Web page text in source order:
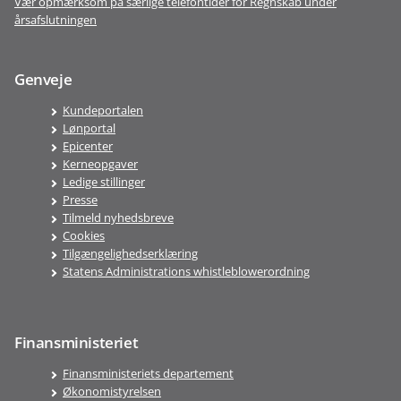
årsafslutningen
Genveje
Kundeportalen
Lønportal
Epicenter
Kerneopgaver
Ledige stillinger
Presse
Tilmeld nyhedsbreve
Cookies
Tilgængelighedserklæring
Statens Administrations whistleblowerordning
Finansministeriet
Finansministeriets departement
Økonomistyrelsen